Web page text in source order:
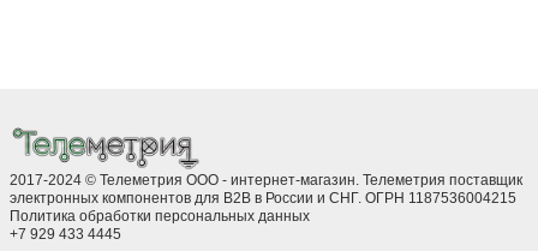
2017-2024 © Телеметрия ООО - интернет-магазин. Телеметрия поставщик
электронных компонентов для B2B в России и СНГ. ОГРН 1187536004215
Политика обработки персональных данных
+7 929 433 4445